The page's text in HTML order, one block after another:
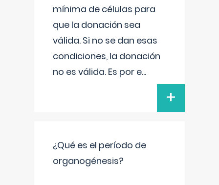
mínima de células para
que la donación sea
válida. Si no se dan esas
condiciones, la donación
no es válida. Es por e...
+
¿Qué es el período de
organogénesis?